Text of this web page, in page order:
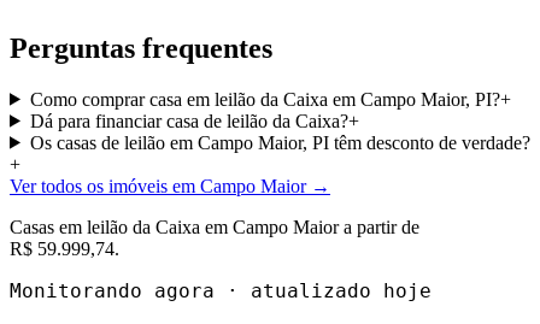
Perguntas frequentes
Como comprar casa em leilão da Caixa em Campo Maior, PI?+
Dá para financiar casa de leilão da Caixa?+
Os casas de leilão em Campo Maior, PI têm desconto de verdade?
+
Ver todos os imóveis em Campo Maior→
Casas em leilão da Caixa em Campo Maiora partir de
R$ 59.999,74.
Monitorando agora · atualizado hoje